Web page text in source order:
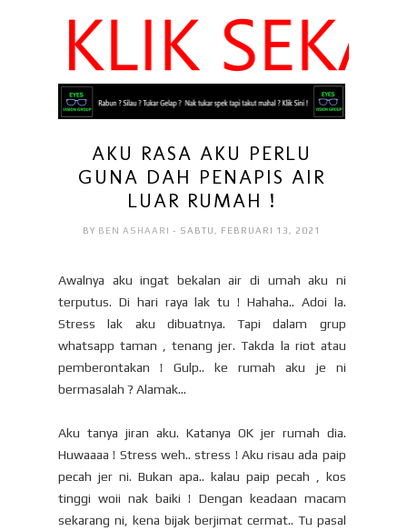
AKU RASA AKU PERLU
GUNA DAH PENAPIS AIR
LUAR RUMAH !
BY BEN ASHAARI- SABTU, FEBRUARI 13, 2021
Awalnya aku ingat bekalan air di umah aku ni
terputus. Di hari raya lak tu ! Hahaha.. Adoi la.
Stress lak aku dibuatnya. Tapi dalam grup
whatsapp taman , tenang jer. Takda la riot atau
pemberontakan ! Gulp.. ke rumah aku je ni
bermasalah ? Alamak...
Aku tanya jiran aku. Katanya OK jer rumah dia.
Huwaaaa ! Stress weh.. stress ! Aku risau ada paip
pecah jer ni. Bukan apa.. kalau paip pecah , kos
tinggi woii nak baiki ! Dengan keadaan macam
sekarang ni, kena bijak berjimat cermat.. Tu pasal